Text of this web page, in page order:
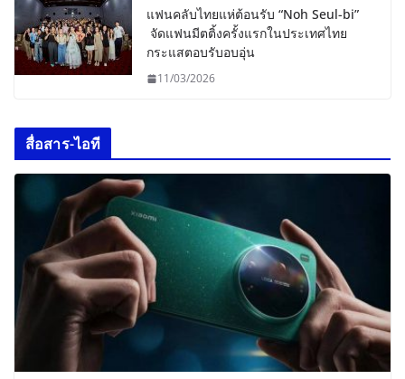
แฟนคลับไทยแห่ต้อนรับ “Noh Seul-bi”
จัดแฟนมีตติ้งครั้งแรกในประเทศไทย
กระแสตอบรับอบอุ่น
11/03/2026
สื่อสาร-ไอที